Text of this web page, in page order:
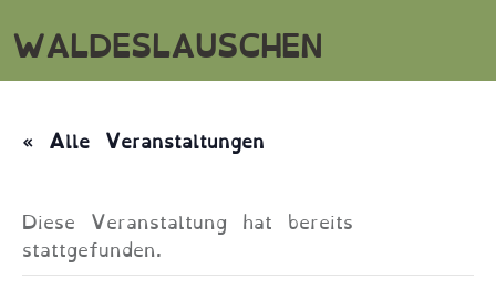
WALDESLAUSCHEN
« Alle Veranstaltungen
Diese Veranstaltung hat bereits
stattgefunden.